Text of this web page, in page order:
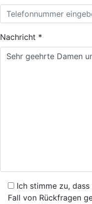
Nachricht *
Ich stimme zu,
Fall von Rückfragen